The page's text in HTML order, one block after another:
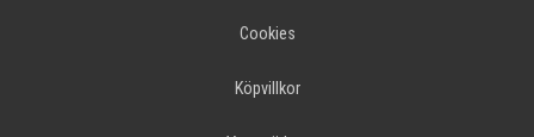
Cookies
Köpvillkor